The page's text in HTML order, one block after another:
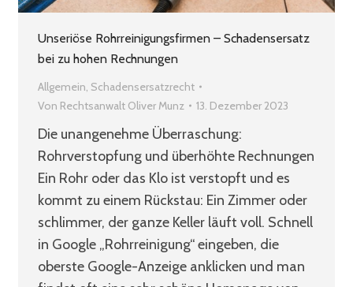
Unseriöse Rohrreinigungsfirmen – Schadensersatz
bei zu hohen Rechnungen
Allgemein, Schadensersatzrecht
Von Rechtsanwalt Oliver Munz 13. Dezember 2023
Die unangenehme Überraschung:
Rohrverstopfung und überhöhte Rechnungen
Ein Rohr oder das Klo ist verstopft und es
kommt zu einem Rückstau: Ein Zimmer oder
schlimmer, der ganze Keller läuft voll. Schnell
in Google „Rohrreinigung“ eingeben, die
oberste Google-Anzeige anklicken und man